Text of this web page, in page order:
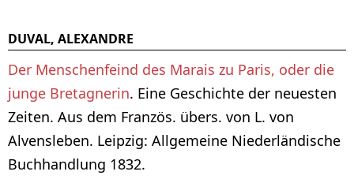
DUVAL, ALEXANDRE
Der Menschenfeind des Marais zu Paris, oder die
junge Bretagnerin. Eine Geschichte der neuesten
Zeiten. Aus dem Französ. übers. von L. von
Alvensleben. Leipzig: Allgemeine Niederländische
Buchhandlung 1832.